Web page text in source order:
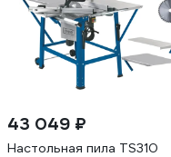
43 049 ₽
Настольная пила TS310